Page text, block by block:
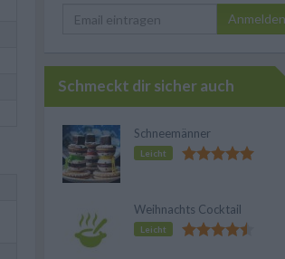
Anmelden
Schmeckt dir sicher auch
Schneemänner
Leicht
Weihnachts Cocktail
Leicht